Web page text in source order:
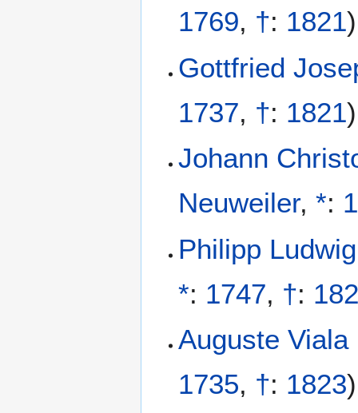
1769, †: 1821)
Gottfried
1737, †: 1821)
Johann
Neuweiler,*:
Philipp
*: 1747, †:
Auguste Viala
1735, †: 1823)